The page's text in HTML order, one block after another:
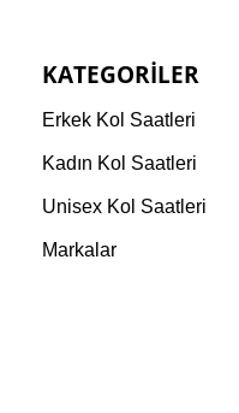
KATEGORILER
Erkek Kol Saatleri
Kadın Kol Saatleri
Unisex Kol Saatleri
Markalar